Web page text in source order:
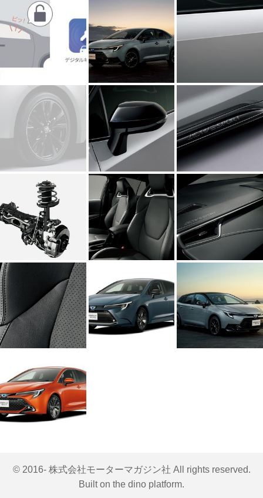
© 2016- 株式会社モーターマガジン社 All rights reserved.
Built on the dino platform.